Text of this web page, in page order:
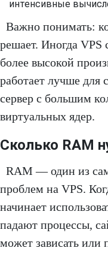
интенсивные
Важно понимать:
решает. Иногда
более высокой
работает лучше для
сервер с большим
виртуальных ядер.
Сколько RAM
RAM — один из
проблем на VPS.
начинает
падают процессы,
может зависать или